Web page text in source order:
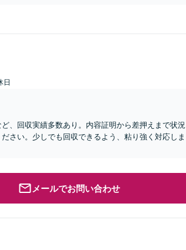
日
、回収実績多数あり。内容証明から差押えまで状況
さい。少しでも回収できるよう、粘り強く対応しま
メールでお問い合わせ